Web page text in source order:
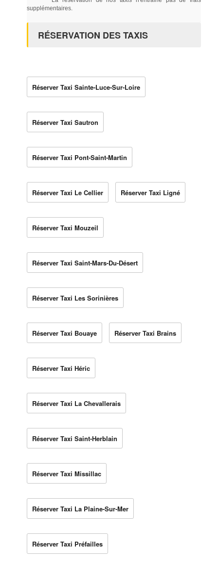
supplémentaires.
RÉSERVATION DES TAXIS
Réserver Taxi Sainte-Luce-Sur-Loire
Réserver Taxi Sautron
Réserver Taxi Pont-Saint-Martin
Réserver Taxi Le Cellier Réserver Taxi Ligné
Réserver Taxi Mouzeil
Réserver Taxi Saint-Mars-Du-Désert
Réserver Taxi Les Sorinières
Réserver Taxi Bouaye Réserver Taxi Brains
Réserver Taxi Héric
Réserver Taxi La Chevallerais
Réserver Taxi Saint-Herblain
Réserver Taxi Missillac
Réserver Taxi La Plaine-Sur-Mer
Réserver Taxi Préfailles